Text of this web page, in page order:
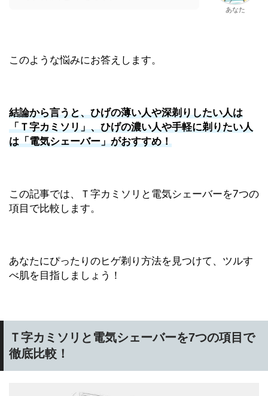
あなた
このような悩みにお答えします。
結論から言うと、ひげの薄い人や深剃りしたい人は
「Ｔ字カミソリ」、ひげの濃い人や手軽に剃りたい人
は「電気シェーバー」がおすすめ！
この記事では、Ｔ字カミソリと電気シェーバーを7つの
項目で比較します。
あなたにぴったりのヒゲ剃り方法を見つけて、ツルす
べ肌を目指しましょう！
Ｔ字カミソリと電気シェーバーを7つの項目で
徹底比較！